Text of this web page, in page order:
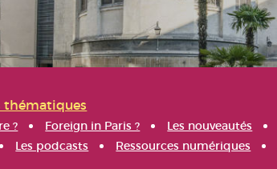
thématiques
? Foreign in Paris ? Les nouveautés
Les podcasts Ressources numériques